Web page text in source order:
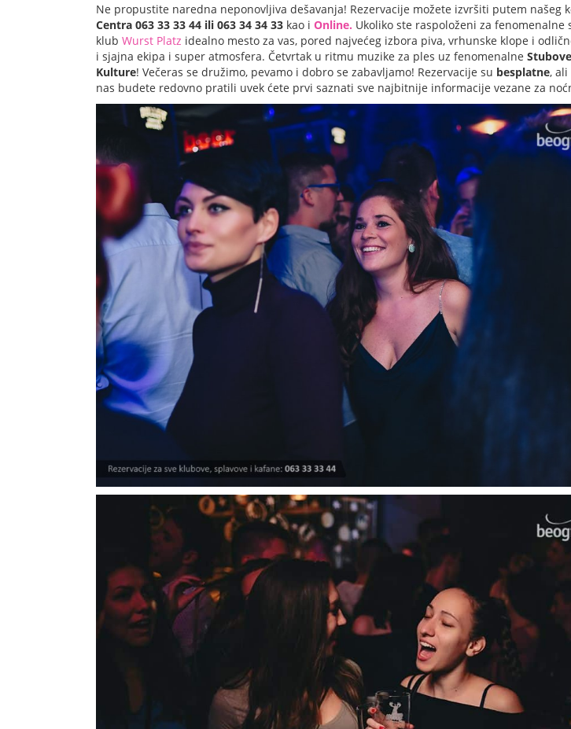
Ne propustite naredna neponovljiva dešavanja! Rezervacije možete izvršiti putem našeg
Centra 063 33 33 44 ili 063 34 34 33 kao i Online. Ukoliko ste raspoloženi za fenomenalne
klub Wurst Platz idealno mesto za vas, pored najvećeg izbora piva, vrhunske klope i
i sjajna ekipa i super atmosfera. Četvrtak u ritmu muzike za ples uz fenomenalne
Kulture! Večeras se družimo, pevamo i dobro se zabavljamo! Rezervacije su besplatne,
nas budete redovno pratili uvek ćete prvi saznati sve najbitnije informacije vezane za